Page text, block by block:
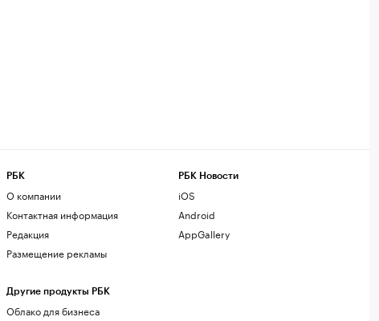
РБК
О компании
Контактная информация
Редакция
Размещение рекламы
Другие продукты РБК
Облако для бизнеса
РБК Новости
iOS
Android
AppGallery